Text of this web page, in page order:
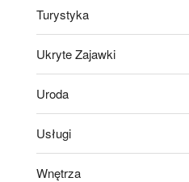
Turystyka
Ukryte Zajawki
Uroda
Usługi
Wnętrza